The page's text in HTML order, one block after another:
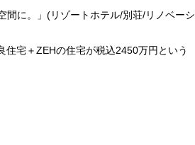
間に。」(リゾートホテル/別荘/リノベーシ
住宅＋ZEHの住宅が税込2450万円という